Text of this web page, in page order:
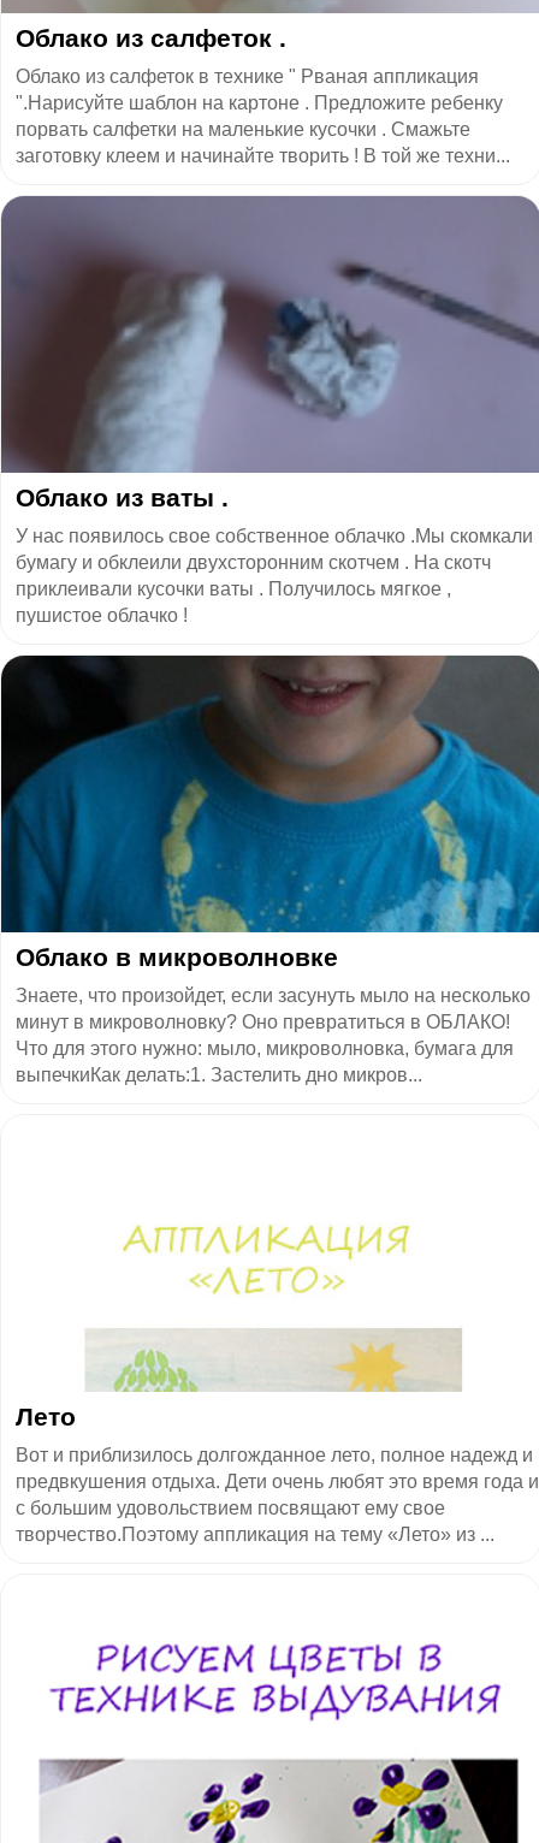
Облако из салфеток .
Облако из салфеток в технике " Рваная аппликация
".Нарисуйте шаблон на картоне . Предложите ребенку
порвать салфетки на маленькие кусочки . Смажьте
заготовку клеем и начинайте творить ! В той же техни...
Облако из ваты .
У нас появилось свое собственное облачко .Мы скомкали
бумагу и обклеили двухсторонним скотчем . На скотч
приклеивали кусочки ваты . Получилось мягкое ,
пушистое облачко !
Облако в микроволновке
Знаете, что произойдет, если засунуть мыло на несколько
минут в микроволновку? Оно превратиться в ОБЛАКО!
Что для этого нужно: мыло, микроволновка, бумага для
выпечкиКак делать:1. Застелить дно микров...
Лето
Вот и приблизилось долгожданное лето, полное надежд и
предвкушения отдыха. Дети очень любят это время года и
с большим удовольствием посвящают ему свое
творчество.Поэтому аппликация на тему «Лето» из ...